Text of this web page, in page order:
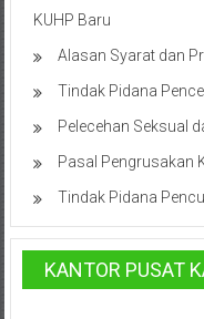
Depok,
Sorong,
Papua,
Bekasi,
Pengacara
Pajak,
Pengacara
KUHP Baru
Alasan Syarat dan
Tindak Pidana
Pelecehan Seksual
Pasal Pengrusakan
Tindak Pidana
KANTOR PUSAT